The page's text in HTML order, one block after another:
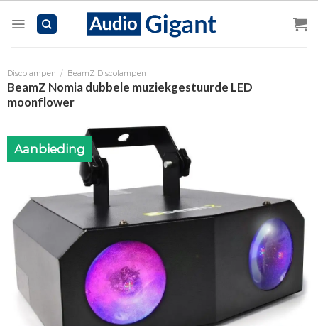
Discolampen / BeamZ Discolampen
BeamZ Nomia dubbele muziekgestuurde LED
moonflower
Aanbieding